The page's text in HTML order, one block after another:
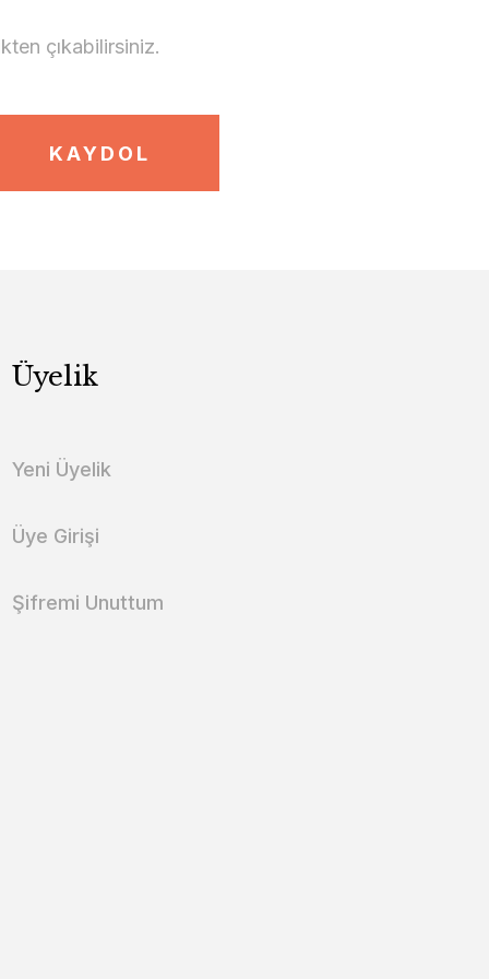
çıkabilirsiniz.
KAYDOL
Üyelik
Yeni Üyelik
Üye Girişi
Şifremi Unuttum